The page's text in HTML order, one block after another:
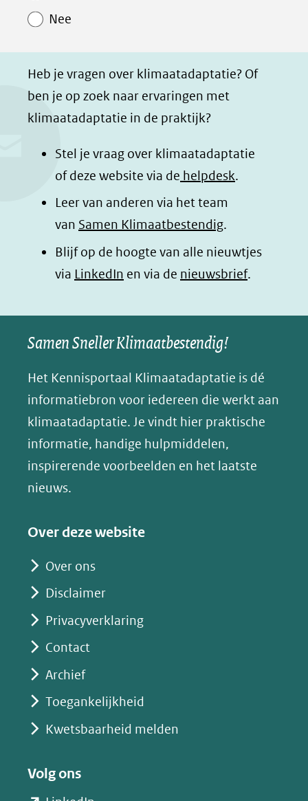
a
b
o
o
(opent
in
nieuw
venster)
naar
een
website)
d
I
(opent
in
nieuw
venster)
naar
een
website)
h
t
a
p
(opent
in
nieuw
venster)
naar
een
website)
n
d
l
e
o
p
B
l
e
s
y
(opent
in
nieuw
venster)
Nee
Heb je vragen over klimaatadaptatie? Of
ben je op zoek naar ervaringen met
klimaatadaptatie in de praktijk?
Stel je vraag over klimaatadaptatie
of deze website via de helpdesk.
Leer van anderen via het team
van Samen Klimaatbestendig.
Blijf op de hoogte van alle nieuwtjes
via LinkedIn (opent
nieuw
venster)
naar
een
andere
website)
en via de nieuwsbrief.
Samen Sneller Klimaatbestendig!
Het Kennisportaal Klimaatadaptatie is dé
informatiebron voor iedereen die werkt aan
klimaatadaptatie. Je vindt hier praktische
informatie, handige hulpmiddelen,
inspirerende voorbeelden en het laatste
nieuws.
Over deze website
Over ons
Disclaimer
Privacyverklaring
Contact
Archief
Toegankelijkheid
Kwetsbaarheid melden
Volg ons